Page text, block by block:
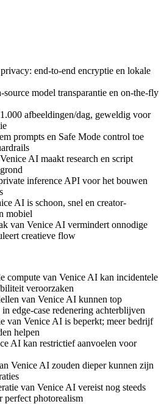
end-to-end encryptie en lokale
model transparantie en on-the-fly
afbeeldingen/dag, geweldig voor
prompts en Safe Mode control toe
AI maakt research en script
inference API voor het bouwen
AI is schoon, snel en creator-
mobiel
van Venice AI vermindert onnodige
creatieve flow
compute van Venice AI kan incidentele
veroorzaken
van Venice AI kunnen top
edge-case redenering achterblijven
van Venice AI is beperkt; meer bedrijf
helpen
AI kan restrictief aanvoelen voor
Venice AI zouden dieper kunnen zijn
van Venice AI vereist nog steeds
perfect photorealism